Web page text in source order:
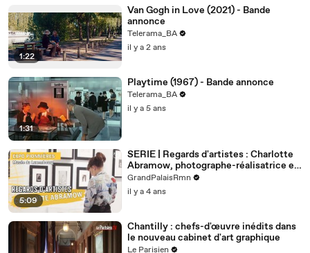
1:22
Van Gogh in Love (2021) - Bande
annonce
Telerama_BA
il y a 2 ans
1:31
Playtime (1967) - Bande annonce
Telerama_BA
il y a 5 ans
5:09
SERIE | Regards d'artistes : Charlotte
Abramow, photographe-réalisatrice en
compagnie des Pionnières
GrandPalaisRmn
il y a 4 ans
Chantilly : chefs-d'œuvre inédits dans
le nouveau cabinet d'art graphique
Le Parisien